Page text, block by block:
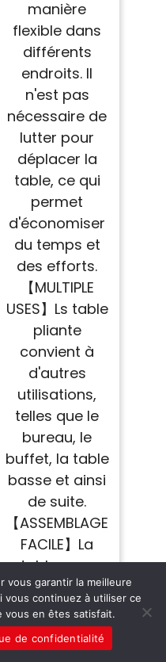
manière
flexible dans
différents
endroits. Il
n'est pas
nécessaire de
lutter pour
déplacer la
table, ce qui
permet
d'économiser
du temps et
des efforts.
【MULTIPLE
USES】Ls table
pliante
convient à
d'autres
utilisations,
telles que le
bureau, le
buffet, la table
basse et ainsi
de suite.
【ASSEMBLAGE
FACILE】La
table pour
machine à
coudre est
facile à
installer et à
vous garantir la meilleure
continuez à utiliser ce
vous en êtes satisfait.
de confidentialité